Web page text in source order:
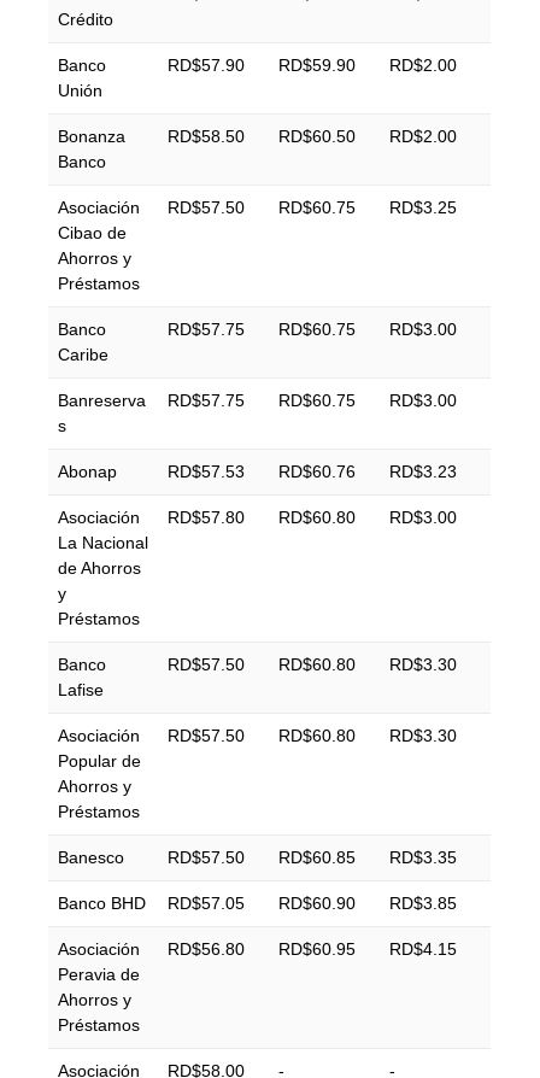
Crédito
Banco
Unión
RD$57.90 RD$59.90 RD$2.00
Bonanza
Banco
RD$58.50 RD$60.50 RD$2.00
Asociación
Cibao de
Ahorros y
Préstamos
RD$57.50 RD$60.75 RD$3.25
Banco
Caribe
RD$57.75 RD$60.75 RD$3.00
Banreserva
s
RD$57.75 RD$60.75 RD$3.00
Abonap RD$57.53 RD$60.76 RD$3.23
Asociación
La Nacional
de Ahorros
y
Préstamos
RD$57.80 RD$60.80 RD$3.00
Banco
Lafise
RD$57.50 RD$60.80 RD$3.30
Asociación
Popular de
Ahorros y
Préstamos
RD$57.50 RD$60.80 RD$3.30
Banesco RD$57.50 RD$60.85 RD$3.35
Banco BHD RD$57.05 RD$60.90 RD$3.85
Asociación
Peravia de
Ahorros y
Préstamos
RD$56.80 RD$60.95 RD$4.15
Asociación
RD$58.00 - -